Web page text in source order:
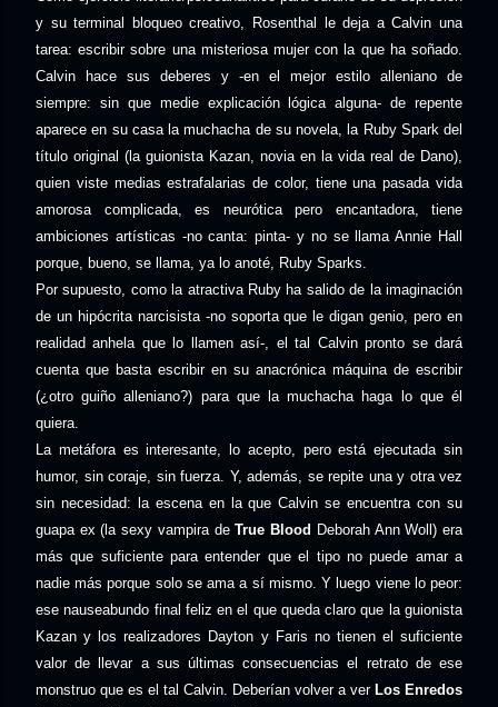
y su terminal bloqueo creativo, Rosenthal le deja a Calvin una
tarea: escribir sobre una misteriosa mujer con la que ha soñado.
Calvin hace sus deberes y -en el mejor estilo alleniano de
siempre: sin que medie explicación lógica alguna- de repente
aparece en su casa la muchacha de su novela, la Ruby Spark del
título original (la guionista Kazan, novia en la vida real de Dano),
quien viste medias estrafalarias de color, tiene una pasada vida
amorosa complicada, es neurótica pero encantadora, tiene
ambiciones artísticas -no canta: pinta- y no se llama Annie Hall
porque, bueno, se llama, ya lo anoté, Ruby Sparks.
Por supuesto, como la atractiva Ruby ha salido de la imaginación
de un hipócrita narcisista -no soporta que le digan genio, pero en
realidad anhela que lo llamen así-, el tal Calvin pronto se dará
cuenta que basta escribir en su anacrónica máquina de escribir
(¿otro guiño alleniano?) para que la muchacha haga lo que él
quiera.
La metáfora es interesante, lo acepto, pero está ejecutada sin
humor, sin coraje, sin fuerza. Y, además, se repite una y otra vez
sin necesidad: la escena en la que Calvin se encuentra con su
guapa ex (la sexy vampira deTrue Blood Deborah Ann Woll) era
más que suficiente para entender que el tipo no puede amar a
nadie más porque solo se ama a sí mismo. Y luego viene lo peor:
ese nauseabundo final feliz en el que queda claro que la guionista
Kazan y los realizadores Dayton y Faris no tienen el suficiente
valor de llevar a sus últimas consecuencias el retrato de ese
monstruo que es el tal Calvin. Deberían volver a ver Los Enredos